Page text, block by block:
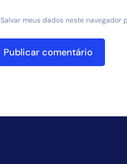
Salvar meus dados neste navegador